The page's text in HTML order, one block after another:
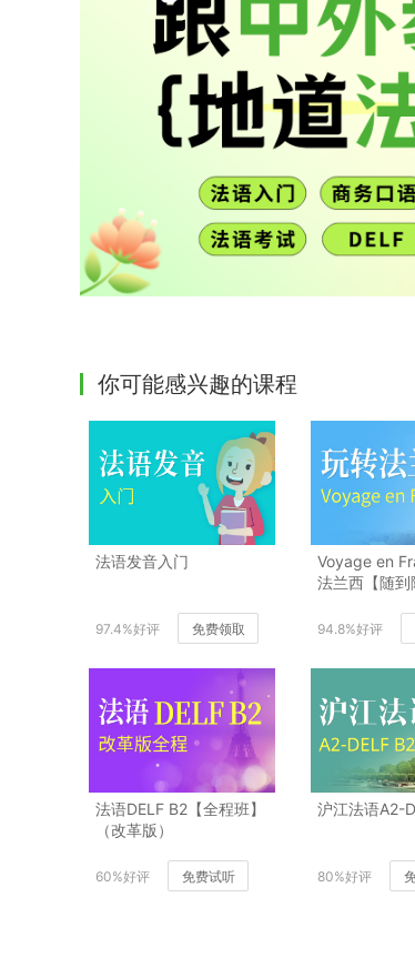
你可能感兴趣的课程
法语发音入门
97.4%好评 免费领取
Voyage en
法兰西【随到
94.8%好评
法语DELF B2【全程班】
（改革版）
60%好评 免费试听
沪江法语A2-
80%好评